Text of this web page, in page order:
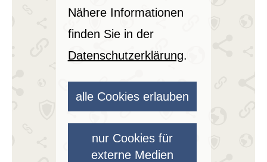
Nähere Informationen
finden Sie in der
Datenschutzerklärung.
alle Cookies erlauben
nur Cookies für
externe Medien